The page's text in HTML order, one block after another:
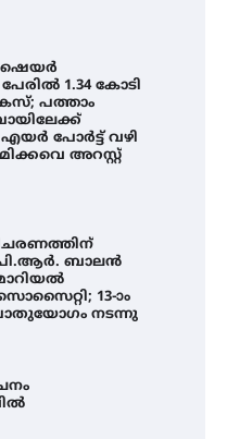
പേരിൽ 1.34 കോടി
പത്താം
പോർട്ട് വഴി
അറസ്റ്റ്
ബാലൻ
13-ാം
നടന്നു